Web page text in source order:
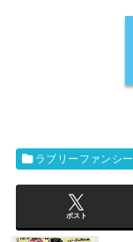
ラブリーファンシー
ポスト